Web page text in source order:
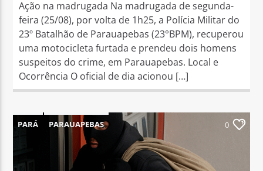
Ação na madrugada Na madrugada de segunda-
feira (25/08), por volta de 1h25, a Polícia Militar do
23º Batalhão de Parauapebas (23°BPM), recuperou
uma motocicleta furtada e prendeu dois homens
suspeitos do crime, em Parauapebas. Local e
Ocorrência O oficial de dia acionou […]
PARÁ PARAUAPEBAS 0